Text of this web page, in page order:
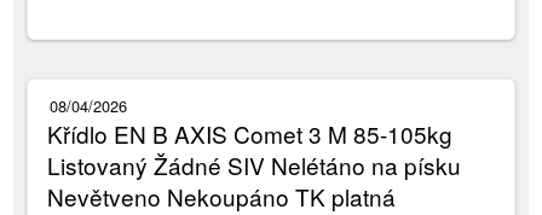
08/04/2026
Křídlo EN B AXIS Comet 3 M 85-105kg
Listovaný Žádné SIV Nelétáno na písku
Nevětveno Nekoupáno TK platná